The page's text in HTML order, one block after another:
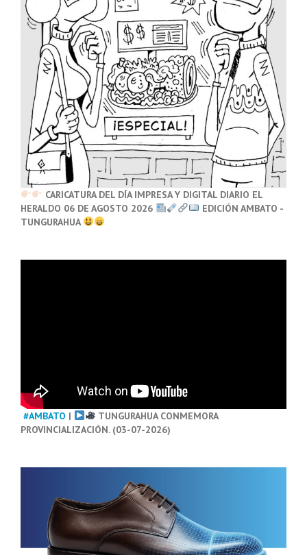
CARICATURA DEL DÍA IMPRESA Y DIGITAL DIARIO EL
HERALDO 06 DE AGOSTO 2026
EDICIÓN AMBATO -
TUNGURAHUA
#AMBATO |
TUNGURAHUA CONMEMORA
PROVINCIALIZACIÓN. (03-07-2026)